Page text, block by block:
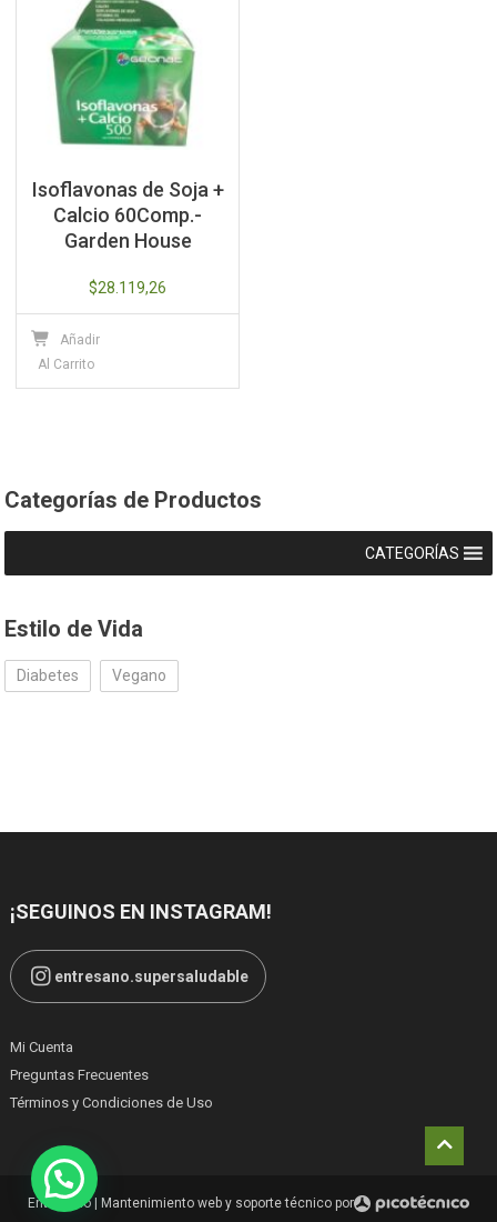
Isoflavonas de Soja +
Calcio 60Comp.-
Garden House
$28.119,26
Añadir
Al Carrito
Categorías de Productos
CATEGORÍAS
Estilo de Vida
Diabetes Vegano
¡SEGUINOS EN INSTAGRAM!
entresano.supersaludable
Mi Cuenta
Preguntas Frecuentes
Términos y Condiciones de Uso
Entresano Mantenimiento web y soporte técnico por